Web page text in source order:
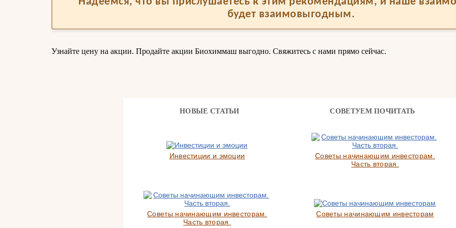
будет взаимовыгодным.
Узнайте цену на акции. Продайте акции Биохиммаш выгодно. Свяжитесь с нами прямо сейчас.
НОВЫЕ СТАТЬИ СОВЕТУЕМ ПОЧИТАТЬ
Инвестиции и эмоции
Советы начинающим инвесторам.
Часть вторая.
Советы начинающим инвесторам.
Часть вторая.
Советы начинающим инвесторам